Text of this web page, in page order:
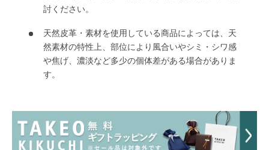
討ください。
天然皮革・素材を使用している商品によっては、天
然素材の特性上、部位により風合いやシミ・シワ感
や焦げ、濃淡など多少の個体差がある場合がありま
す。